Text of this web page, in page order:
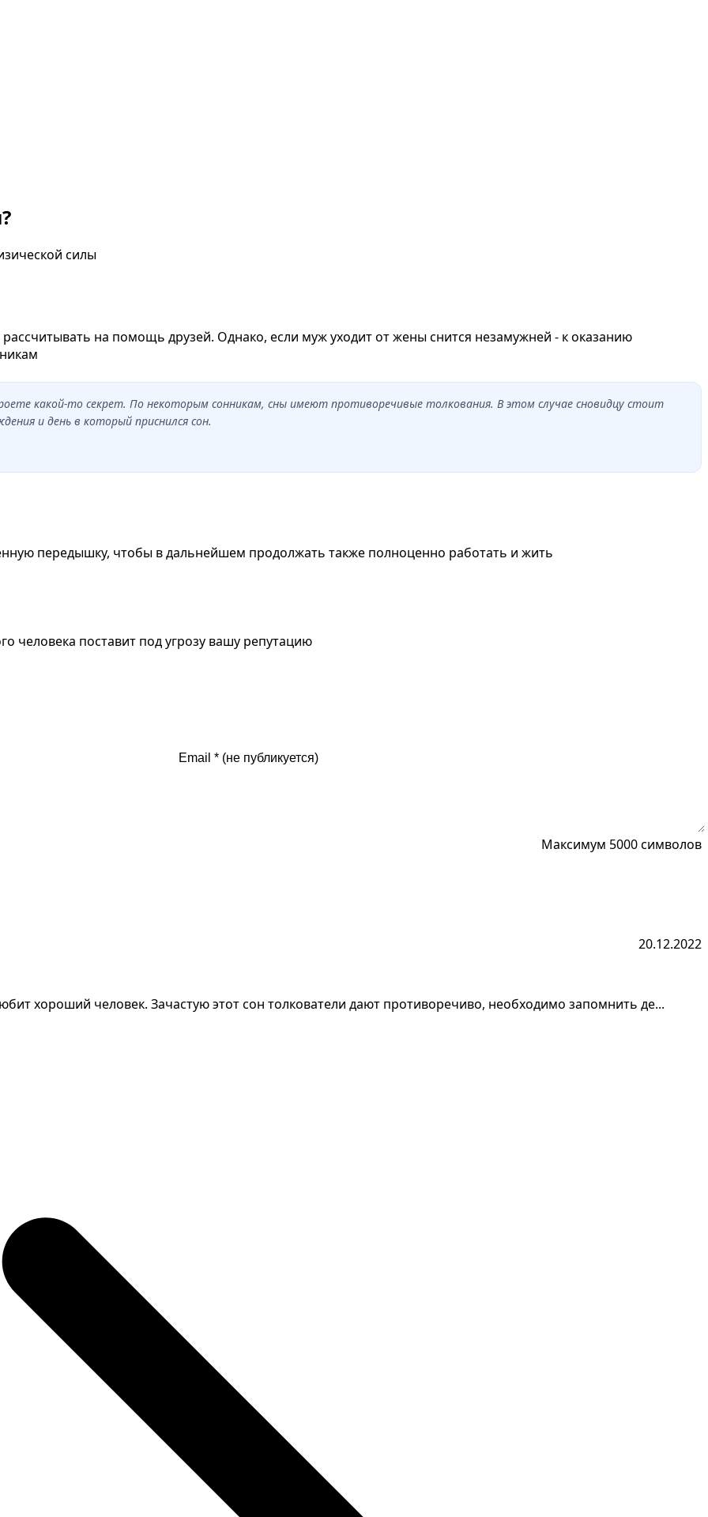
силы
на помощь друзей. Однако, если муж уходит от жены снится незамужней - к оказанию
какой-то секрет. По некоторым сонникам, сны имеют противоречивые толкования. В этом случае сновидцу стоит
и день в который приснился сон.
передышку, чтобы в дальнейшем продолжать также полноценно работать и жить
человека поставит под угрозу вашу репутацию
Максимум 5000 символов
20.12.2022
хороший человек. Зачастую этот сон толкователи дают противоречиво, необходимо запомнить де...